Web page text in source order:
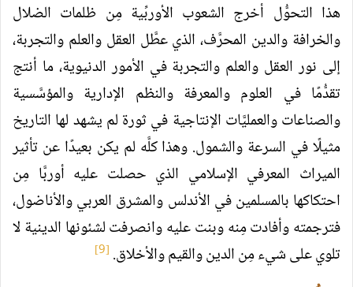
هذا التحوُّل أخرج الشعوب الأوربِّية مِن ظلمات الضلال
والخرافة والدين المحرَّف، الذي عطَّل العقل والعلم والتجربة،
إلى نور العقل والعلم والتجربة في الأمور الدنيوية، ما أنتج
تقدُّمًا في العلوم والمعرفة والنظم الإدارية والمؤسَّسية
والصناعات والعمليَّات الإنتاجية في ثورة لم يشهد لها التاريخ
مثيلًا في السرعة والشمول. وهذا كلَّه لم يكن بعيدًا عن تأثير
الميراث المعرفي الإسلامي الذي حصلت عليه أوربَّا مِن
احتكاكها بالمسلمين في الأندلس والمشرق العربي والأناضول،
فترجمته وأفادت مِنه وبنت عليه وانصرفت لشئونها الدينية لا
تلوي على شيء مِن الدين والقيم والأخلاق. [9]